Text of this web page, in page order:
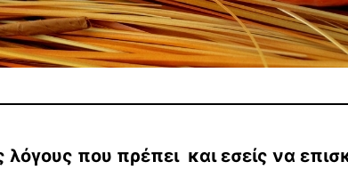
λόγους που πρέπει και εσείς να